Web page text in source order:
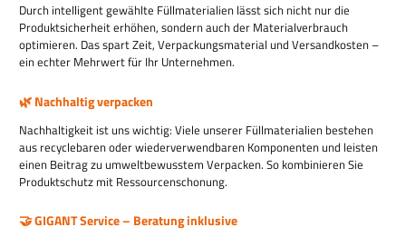
Durch intelligent gewählte Füllmaterialien lässt sich nicht nur die
Produktsicherheit erhöhen, sondern auch der Materialverbrauch
optimieren. Das spart Zeit, Verpackungsmaterial und Versandkosten –
ein echter Mehrwert für Ihr Unternehmen.
🌿 Nachhaltig verpacken
Nachhaltigkeit ist uns wichtig: Viele unserer Füllmaterialien bestehen
aus recyclebaren oder wiederverwendbaren Komponenten und leisten
einen Beitrag zu umweltbewusstem Verpacken. So kombinieren Sie
Produktschutz mit Ressourcenschonung.
🤝 GIGANT Service – Beratung inklusive